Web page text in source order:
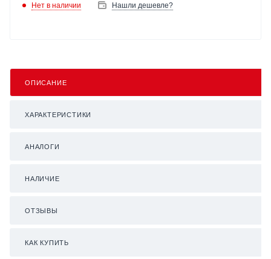
Нет в наличии Нашли дешевле?
ОПИСАНИЕ
ХАРАКТЕРИСТИКИ
АНАЛОГИ
НАЛИЧИЕ
ОТЗЫВЫ
КАК КУПИТЬ